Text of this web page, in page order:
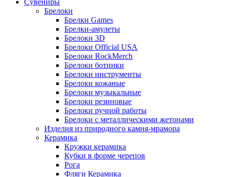
Сувениры
Брелоки
Брелки Games
Брелки-амулеты
Брелоки 3D
Брелоки Official USA
Брелоки RockMerch
Брелоки ботинки
Брелоки инструменты
Брелоки кожаные
Брелоки музыкальные
Брелоки резиновые
Брелоки ручной работы
Брелоки с металлическими жетонами
Изделия из природного камня-мрамора
Керамика
Кружки керамика
Кубки в форме черепов
Рога
Фляги Керамика